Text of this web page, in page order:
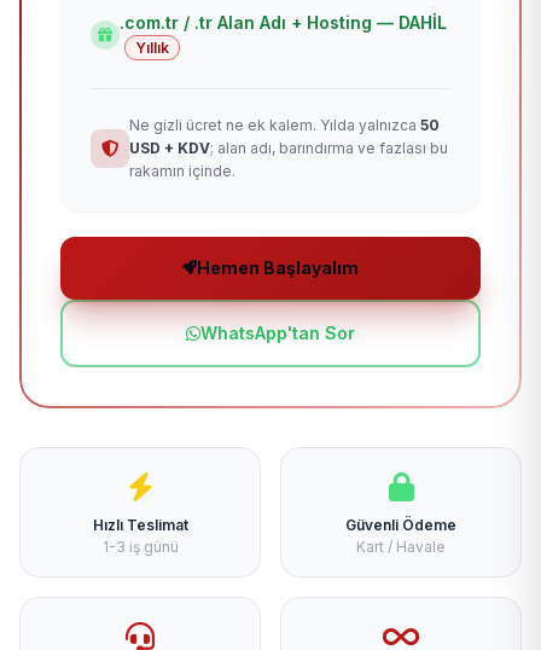
.com.tr / .tr Alan Adı + Hosting — DAHİL
Yıllık
Ne gizli ücret ne ek kalem. Yılda yalnızca 50
USD + KDV; alan adı, barındırma ve fazlası bu
rakamın içinde.
Hemen Başlayalım
WhatsApp'tan Sor
Hızlı Teslimat
1-3 iş günü
Güvenli Ödeme
Kart / Havale